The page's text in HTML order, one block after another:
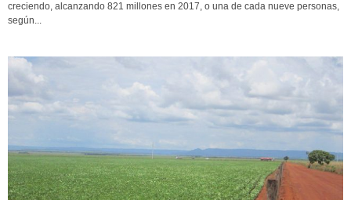
creciendo, alcanzando 821 millones en 2017, o una de cada nueve personas,
según...